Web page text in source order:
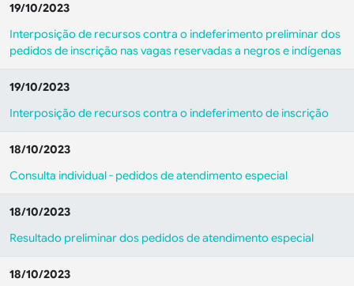
19/10/2023
Interposição de recursos contra o indeferimento preliminar dos
pedidos de inscrição nas vagas reservadas a negros e indígenas
19/10/2023
Interposição de recursos contra o indeferimento de inscrição
18/10/2023
Consulta individual - pedidos de atendimento especial
18/10/2023
Resultado preliminar dos pedidos de atendimento especial
18/10/2023